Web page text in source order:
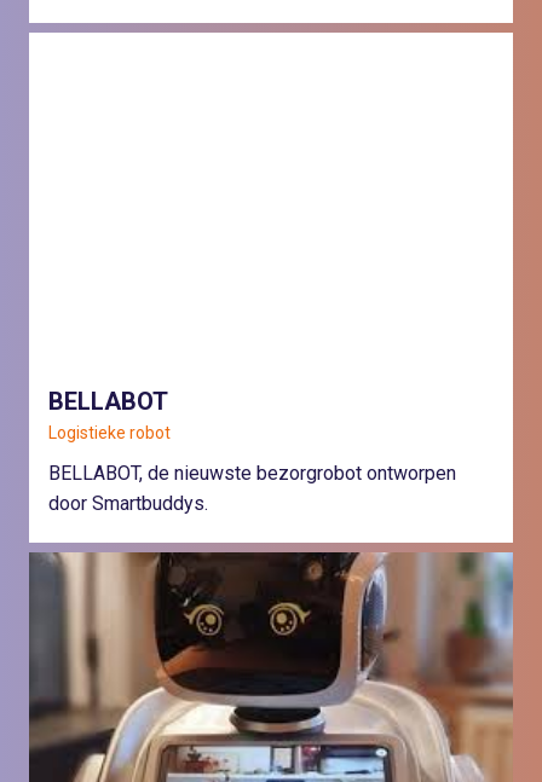
BELLABOT
Logistieke robot
BELLABOT, de nieuwste bezorgrobot ontworpen
door Smartbuddys.